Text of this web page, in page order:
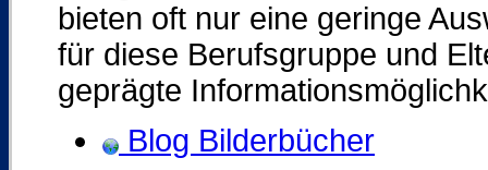
bieten oft nur eine geringe
für diese Berufsgruppe und
geprägte
Blog Bilderbücher